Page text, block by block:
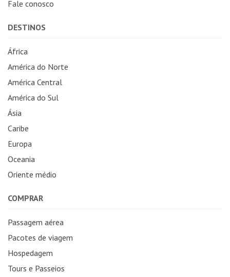
Fale conosco
DESTINOS
África
América do Norte
América Central
América do Sul
Ásia
Caribe
Europa
Oceania
Oriente médio
COMPRAR
Passagem aérea
Pacotes de viagem
Hospedagem
Tours e Passeios